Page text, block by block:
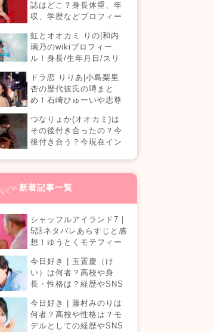
誌はどこ？身長体重、年
収、学歴などプロフィー
虹とオオカミ りの|和内
璃乃のwikiプロフィー
ル！身長/生年月日/スリ
ドラ恋 りりあ|小島梨里
杏の歴代彼氏の噂まと
め！石崎ひゅーいや志尊
は結婚もしている？週刊
誌の真相は？『恋愛ドラ
マな恋がしたい in NEW
つなりょか(オオカミ)は
その後付き合ったの？今
後付き合う？今現在イン
新着記事一覧
シャッフルアイランド7｜
5話ネタバレあらすじと感
想！ゆうとくモテフィー
ったが暴走！？
今日好き | 玉置慶（け
い）は何者？高校や身
長・性格は？経歴やSNS
今日好き | 藤村みのりは
何者？高校や性格は？モ
デルとしての経歴やSNS